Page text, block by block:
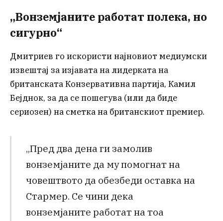
„Вонземјаните работат полека, но
сигурно“
Дмитриев го искористи најновиот медиумски
извештај за изјавата на лидерката на
британската Конзервативна партија, Камил
Бејднок, за да се пошегува (или да биде
сериозен) на сметка на британскиот премиер.
„Пред два дена ги замолив
вонземјаните да му помогнат на
човештвото да обезбеди оставка на
Стармер. Се чини дека
вонземјаните работат на тоа